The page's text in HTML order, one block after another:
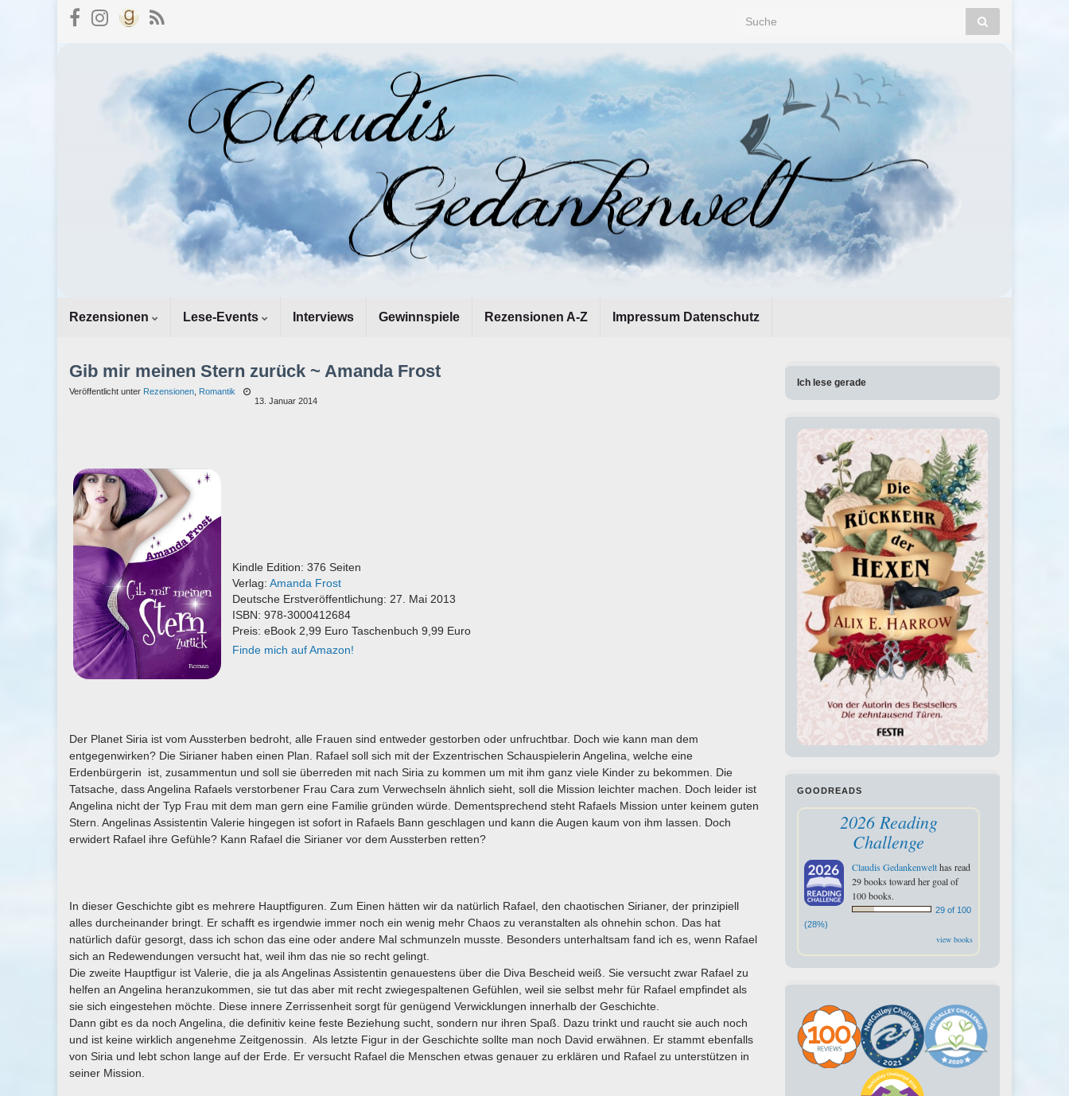
Rezensionen Lese-Events Interviews Gewinnspiele Rezensionen A-Z Impressum Datenschutz
Gib mir meinen Stern zurück ~ Amanda Frost
Veröffentlicht unter Rezensionen Romantik
13. Januar 2014
Kindle Edition: 376 Seiten
Verlag: Amanda Frost
Deutsche Erstveröffentlichung: 27. Mai 2013
ISBN: 978-3000412684
Preis: eBook 2,99 Euro Taschenbuch 9,99 Euro
Finde mich auf Amazon!
Der Planet Siria ist vom Aussterben bedroht, alle Frauen sind entweder gestorben oder unfruchtbar. Doch wie kann man dem
entgegenwirken? Die Sirianer haben einen Plan. Rafael soll sich mit der Exzentrischen Schauspielerin Angelina, welche eine
Erdenbürgerin ist, zusammentun und soll sie überreden mit nach Siria zu kommen um mit ihm ganz viele Kinder zu bekommen. Die
Tatsache, dass Angelina Rafaels verstorbener Frau Cara zum Verwechseln ähnlich sieht, soll die Mission leichter machen. Doch leider ist
Angelina nicht der Typ Frau mit dem man gern eine Familie gründen würde. Dementsprechend steht Rafaels Mission unter keinem guten
Stern. Angelinas Assistentin Valerie hingegen ist sofort in Rafaels Bann geschlagen und kann die Augen kaum von ihm lassen. Doch
erwidert Rafael ihre Gefühle? Kann Rafael die Sirianer vor dem Aussterben retten?
In dieser Geschichte gibt es mehrere Hauptfiguren. Zum Einen hätten wir da natürlich Rafael, den chaotischen Sirianer, der prinzipiell
alles durcheinander bringt. Er schafft es irgendwie immer noch ein wenig mehr Chaos zu veranstalten als ohnehin schon. Das hat
natürlich dafür gesorgt, dass ich schon das eine oder andere Mal schmunzeln musste. Besonders unterhaltsam fand ich es, wenn Rafael
sich an Redewendungen versucht hat, weil ihm das nie so recht gelingt.
Die zweite Hauptfigur ist Valerie, die ja als Angelinas Assistentin genauestens über die Diva Bescheid weiß. Sie versucht zwar Rafael zu
helfen an Angelina heranzukommen, sie tut das aber mit recht zwiegespaltenen Gefühlen, weil sie selbst mehr für Rafael empfindet als
sie sich eingestehen möchte. Diese innere Zerrissenheit sorgt für genügend Verwicklungen innerhalb der Geschichte.
Dann gibt es da noch Angelina, die definitiv keine feste Beziehung sucht, sondern nur ihren Spaß. Dazu trinkt und raucht sie auch noch
und ist keine wirklich angenehme Zeitgenossin. Als letzte Figur in der Geschichte sollte man noch David erwähnen. Er stammt ebenfalls
von Siria und lebt schon lange auf der Erde. Er versucht Rafael die Menschen etwas genauer zu erklären und Rafael zu unterstützen in
seiner Mission.
Ich lese gerade
GOODREADS
2026 Reading
Challenge
Claudis Gedankenwelthas read
29 books toward her goal of
100 books.
29 of 100
(28%)
view books